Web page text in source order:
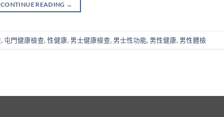
CONTINUE READING →
, 屯門健康檢查, 性健康, 男士健康檢查, 男士性功能, 男性健康, 男性體檢